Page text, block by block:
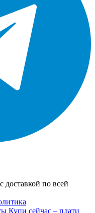
доставкой по всей
Купи сейчас – плати